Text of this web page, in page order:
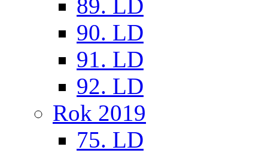
89. LD
90. LD
91. LD
92. LD
Rok 2019
75. LD